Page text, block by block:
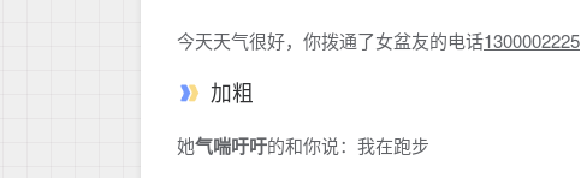
今天天气很好，你拨通了女盆友的电话1300002225
加粗
她气喘吁吁的和你说：我在跑步